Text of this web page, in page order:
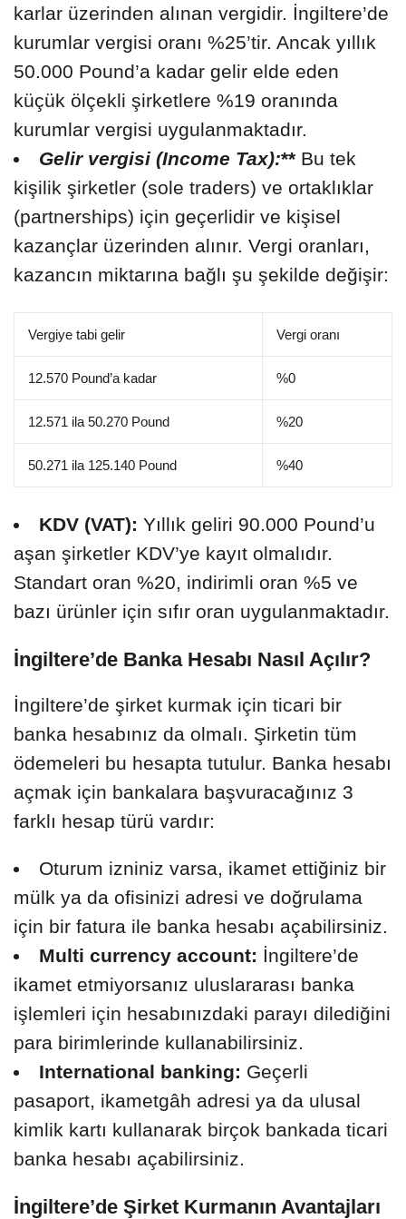
karlar üzerinden alınan vergidir. İngiltere’de
kurumlar vergisi oranı %25’tir. Ancak yıllık
50.000 Pound’a kadar gelir elde eden
küçük ölçekli şirketlere %19 oranında
kurumlar vergisi uygulanmaktadır.
Gelir vergisi (Income Tax):** Bu tek
kişilik şirketler (sole traders) ve ortaklıklar
(partnerships) için geçerlidir ve kişisel
kazançlar üzerinden alınır. Vergi oranları,
kazancın miktarına bağlı şu şekilde değişir:
Vergiye tabi gelir Vergi oranı
12.570 Pound’a kadar %0
12.571 ila 50.270 Pound %20
50.271 ila 125.140 Pound %40
KDV (VAT): Yıllık geliri 90.000 Pound’u
aşan şirketler KDV’ye kayıt olmalıdır.
Standart oran %20, indirimli oran %5 ve
bazı ürünler için sıfır oran uygulanmaktadır.
İngiltere’de Banka Hesabı Nasıl Açılır?
İngiltere’de şirket kurmak için ticari bir
banka hesabınız da olmalı. Şirketin tüm
ödemeleri bu hesapta tutulur. Banka hesabı
açmak için bankalara başvuracağınız 3
farklı hesap türü vardır:
Oturum izniniz varsa, ikamet ettiğiniz bir
mülk ya da ofisinizi adresi ve doğrulama
için bir fatura ile banka hesabı açabilirsiniz.
Multi currency account: İngiltere’de
ikamet etmiyorsanız uluslararası banka
işlemleri için hesabınızdaki parayı dilediğini
para birimlerinde kullanabilirsiniz.
International banking: Geçerli
pasaport, ikametgâh adresi ya da ulusal
kimlik kartı kullanarak birçok bankada ticari
banka hesabı açabilirsiniz.
İngiltere’de Şirket Kurmanın Avantajları